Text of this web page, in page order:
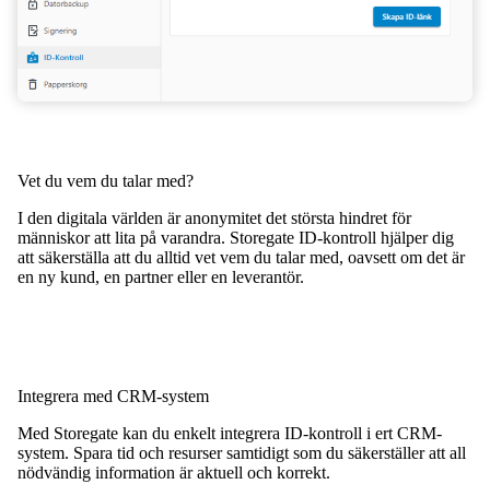
Vet du vem du talar med?
I den digitala världen är anonymitet det största hindret för
människor att lita på varandra. Storegate ID-kontroll hjälper dig
att säkerställa att du alltid vet vem du talar med, oavsett om det är
en ny kund, en partner eller en leverantör.
Integrera med CRM-system
Med Storegate kan du enkelt integrera ID-kontroll i ert CRM-
system. Spara tid och resurser samtidigt som du säkerställer att all
nödvändig information är aktuell och korrekt.